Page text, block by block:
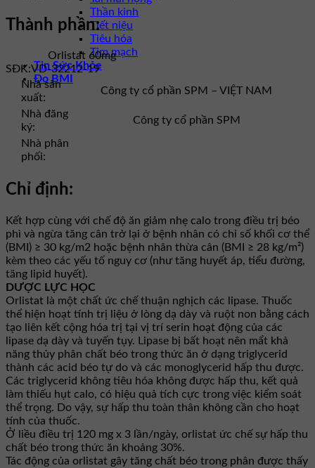
Thần kinh
Tiết niệu
Tiêu hóa
Tim mạch
Tin Sức Khỏe
Đo BMI
Thành phần:
Orlistat 60mg
SĐK:VD-32212-19
Nhà sản
xuất:
Công ty cổ phần SPM – VIỆT NAM
Nhà đăng
ký:
Công ty cổ phần SPM
Nhà phân
phối:
Chỉ định:
Kết hợp cùng với chế độ ăn giảm nhẹ calo trong điều trị béo
phì và ngừa tăng cân trở lại ở bệnh nhân có chỉ số khối cơ thể
(BMI) ≥ 30 kg/m2 hoặc bệnh nhân thừa cân (BMI ≥ 28 kg/m²)
kèm theo các yếu tố nguy cơ (như tăng huyết áp, tiểu đường,
tăng lipid huyết).
DƯỢC LỰC HỌC
Orlistat là một chất ức chế thuận nghịch các lipase. Thuốc
thể hiện hoạt tính trị liệu ở lòng dạ dày và ruột non bằng cách
tạo liên kết cộng hóa trị tại vị trí serin hoạt động của các
lipase dạ dày và tuyến tụy. Lipase bị bất hoạt nên mẩt khả
năng thủy phân chất béo trong thức ăn ở dạng triglycerid
thành các acid béo tự do và các monoglycerid hấp thu được.
Các triglycerid không tiêu hóa không được hấp thu, kết quả
làm thiếu hụt calo, có hiệu quả tích cực trong việc kiểm soát
thể trọng. Do vậy, sự hấp thu toàn thân không cần cho hoạt
tính của thuốc.
Ở liều điều trị 120 mg x 3 lần/ngày, orlistat ức chế sự hấp thu
chất béo trong thức ăn khoảng 30%.
Tác động của orlistat gây tăng chất béo trong phân được thấy